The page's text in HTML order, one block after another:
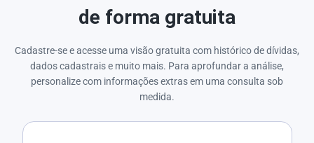
de forma gratuita
Cadastre-se e acesse uma visão gratuita com histórico de dívidas,
dados cadastrais e muito mais. Para aprofundar a análise,
personalize com informações extras em uma consulta sob
medida.